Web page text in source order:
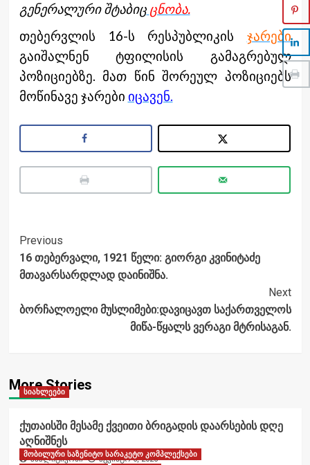
გენერალური შტაბიც ცნობა.
თებერვლის 16-ს რესპუბლიკის ჯარები
გაიშალნენ ტფილისის გამაგრებულ
პოზიციებზე. მათ წინ შორეულ პოზიციებს
მოწინავე ჯარები იცავენ.
Post
Navigation
Previous
16 თებერვალი, 1921 წელი: გიორგი კვინიტაძე
მთავარსარდლად დაინიშნა.
Next
ბორჩალოელი მუსლიმები:დავიცავთ საქართველოს
მიწა-წყალს ვერაგი მტრისაგან.
More Stories
სიახლეები
ქუთაისში მესამე ქვეითი ბრიგადის დაარსების დღე
აღნიშნეს
ანალიტიკოსი აგვისტო 6, 2026
მობილური საზენიტო სარაკეტო კომპლექსები